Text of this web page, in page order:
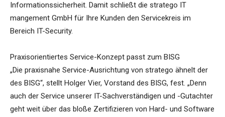
Informationssicherheit. Damit schließt die stratego IT
mangement GmbH für Ihre Kunden den Servicekreis im
Bereich IT-Security.
Praxisorientiertes Service-Konzept passt zum BISG
„Die praxisnahe Service-Ausrichtung von stratego ähnelt der
des BISG“, stellt Holger Vier, Vorstand des BISG, fest. „Denn
auch der Service unserer IT-Sachverständigen und -Gutachter
geht weit über das bloße Zertifizieren von Hard- und Software